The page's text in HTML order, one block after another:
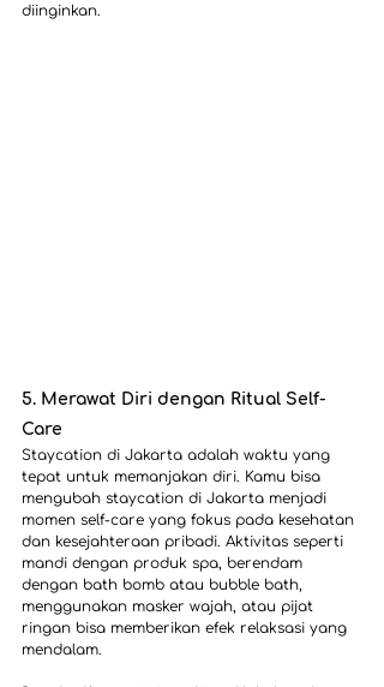
diinginkan.
5. Merawat Diri dengan Ritual Self-
Care
Staycation di Jakarta adalah waktu yang
tepat untuk memanjakan diri. Kamu bisa
mengubah staycation di Jakarta menjadi
momen self-care yang fokus pada kesehatan
dan kesejahteraan pribadi. Aktivitas seperti
mandi dengan produk spa, berendam
dengan bath bomb atau bubble bath,
menggunakan masker wajah, atau pijat
ringan bisa memberikan efek relaksasi yang
mendalam.